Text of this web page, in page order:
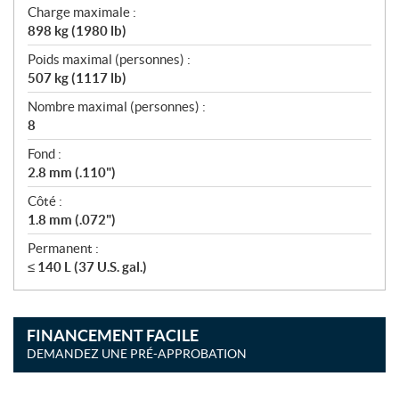
Charge maximale :
898 kg (1980 lb)
Poids maximal (personnes) :
507 kg (1117 lb)
Nombre maximal (personnes) :
8
Fond :
2.8 mm (.110")
Côté :
1.8 mm (.072")
Permanent :
≤ 140 L (37 U.S. gal.)
FINANCEMENT FACILE
DEMANDEZ UNE PRÉ-APPROBATION